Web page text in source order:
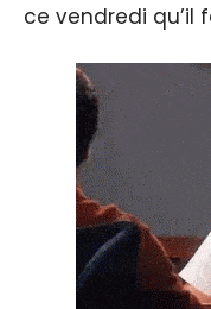
ce vendredi qu’il